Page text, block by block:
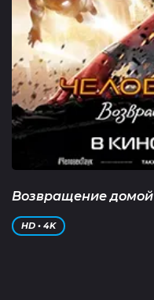
Возвращение домой
HD • 4K